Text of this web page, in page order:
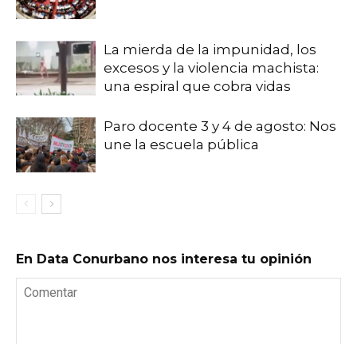
La mierda de la impunidad, los
excesos y la violencia machista:
una espiral que cobra vidas
Paro docente 3 y 4 de agosto: Nos
une la escuela pública
En Data Conurbano nos interesa tu opinión